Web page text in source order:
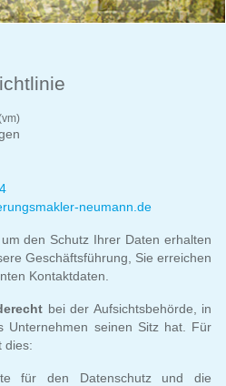
neumann.de
den Schutz Ihrer Daten erhalten
Geschäftsführung, Sie erreichen
Kontaktdaten.
bei der Aufsichtsbehörde, in
Unternehmen seinen Sitz hat. Für
dies:
für den Datenschutz und die